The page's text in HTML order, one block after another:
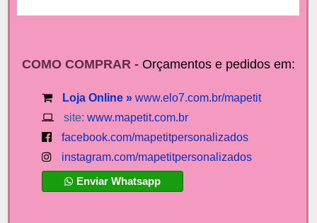
COMO COMPRAR - Orçamentos e pedidos em:
Loja Online » www.elo7.com.br/mapetit
site: www.mapetit.com.br
facebook.com/mapetitpersonalizados
instagram.com/mapetitpersonalizados
Enviar Whatsapp